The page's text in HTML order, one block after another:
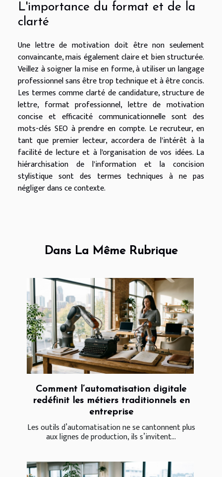
L'importance du format et de la
clarté
Une lettre de motivation doit être non seulement
convaincante, mais également claire et bien structurée.
Veillez à soigner la mise en forme, à utiliser un langage
professionnel sans être trop technique et à être concis.
Les termes comme clarté de candidature, structure de
lettre, format professionnel, lettre de motivation
concise et efficacité communicationnelle sont des
mots-clés SEO à prendre en compte. Le recruteur, en
tant que premier lecteur, accordera de l'intérêt à la
facilité de lecture et à l'organisation de vos idées. La
hiérarchisation de l'information et la concision
stylistique sont des termes techniques à ne pas
négliger dans ce contexte.
Dans La Même Rubrique
Comment l’automatisation digitale
redéfinit les métiers traditionnels en
entreprise
Les outils d’automatisation ne se cantonnent plus
aux lignes de production, ils s’invitent...